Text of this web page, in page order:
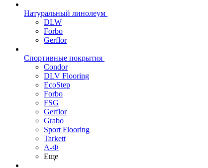
Натуральный линолеум
DLW
Forbo
Gerflor
Спортивные покрытия
Condor
DLV Flooring
EcoStep
Forbo
FSG
Gerflor
Grabo
Sport Flooring
Tarkett
А-Ф
Еще